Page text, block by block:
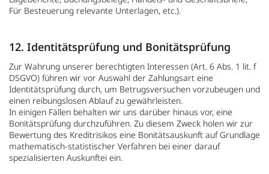
Für Besteuerung relevante Unterlagen, etc.).
12. Identitätsprüfung und Bonitätsprüfung
Zur Wahrung unserer berechtigten Interessen (Art. 6 Abs. 1 lit. f
DSGVO) führen wir vor Auswahl der Zahlungsart eine
Identitätsprüfung durch, um Betrugsversuchen vorzubeugen und
einen reibungslosen Ablauf zu gewährleisten.
In einigen Fällen behalten wir uns darüber hinaus vor, eine
Bonitätsprüfung durchzuführen. Zu diesem Zweck holen wir zur
Bewertung des Kreditrisikos eine Bonitätsauskunft auf Grundlage
mathematisch-statistischer Verfahren bei einer darauf
spezialisierten Auskunftei ein.